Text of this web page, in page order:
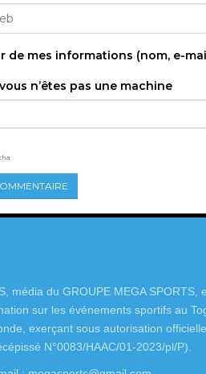
de mes informations (nom, e-
n’êtes pas une machine
média du GROUPE MEGA SPORTS,
sur les événements sportifs au
exerçant sous autorisation officielle
N°0083/HAAC/01-2023/pl/P).